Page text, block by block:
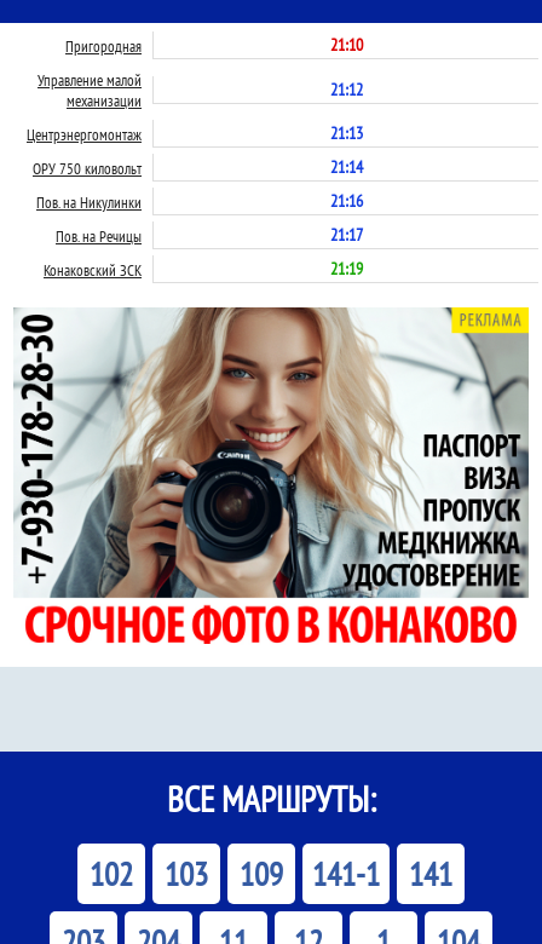
Пригородная 21:10
Управление малой
механизации
21:12
Центрэнергомонтаж 21:13
ОРУ 750 киловольт 21:14
Пов. на Никулинки 21:16
Пов. на Речицы 21:17
Конаковский ЗСК 21:19
ВСЕ МАРШРУТЫ:
102 103 109 141-1
141